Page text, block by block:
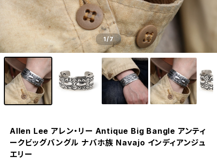
1/7
Allen Lee アレン・リー Antique Big Bangle アンティ
ークビッグバングル ナバホ族 Navajo インディアンジュ
エリー